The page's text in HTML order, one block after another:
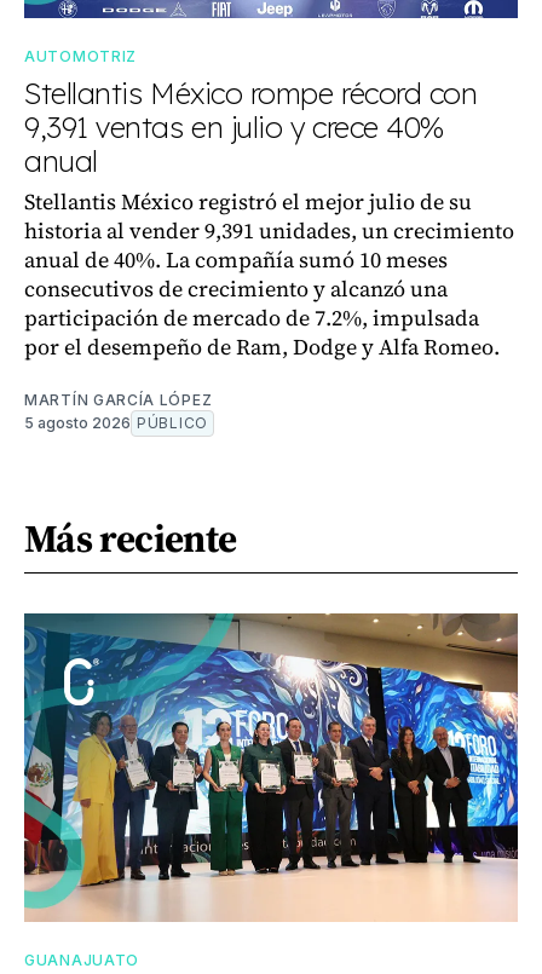
AUTOMOTRIZ
Stellantis México rompe récord con
9,391 ventas en julio y crece 40%
anual
Stellantis México registró el mejor julio de su
historia al vender 9,391 unidades, un crecimiento
anual de 40%. La compañía sumó 10 meses
consecutivos de crecimiento y alcanzó una
participación de mercado de 7.2%, impulsada
por el desempeño de Ram, Dodge y Alfa Romeo.
MARTÍN GARCÍA LÓPEZ
5 agosto 2026 PÚBLICO
Más reciente
GUANAJUATO